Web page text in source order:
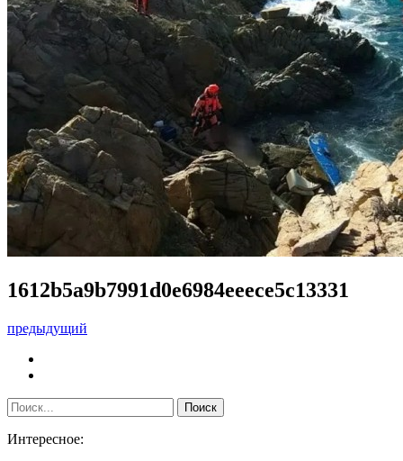
1612b5a9b7991d0e6984eeece5c13331
предыдущий
Интересное: